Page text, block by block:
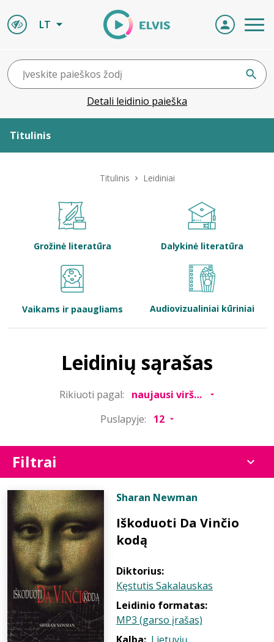
LT
Detali leidinio paieška
Titulinis
Bibliotekoms
Titulinis Leidiniai
Grožinė literatūra Dalykinė literatūra
Vaikams ir paaugliams Audiovizualiniai kūriniai
Leidinių sąrašas
Rikiuoti pagal:
Puslapyje:
Filtrai
Sharan Newman
Iškoduoti Da Vinčio
kodą
Diktorius:
Kęstutis Sakalauskas
Leidinio formatas:
MP3 (garso įrašas)